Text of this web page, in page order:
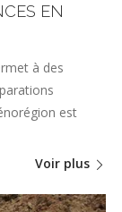
EN
à des
est
Voir plus